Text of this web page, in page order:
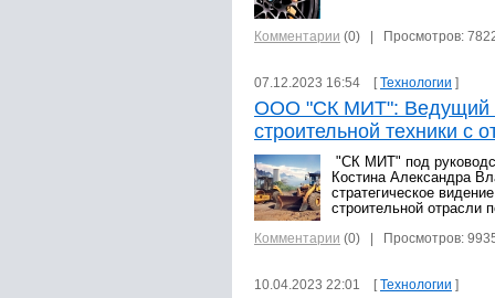
Комментарии (0) | Просмотров:
07.12.2023 16:54 [Технологии ]
ООО "СК МИТ": Ведущий
строительной техники с
"СК МИТ" под
Костина Александра
стратегическое
строительной отрасли
Комментарии (0) | Просмотров:
10.04.2023 22:01 [Технологии ]